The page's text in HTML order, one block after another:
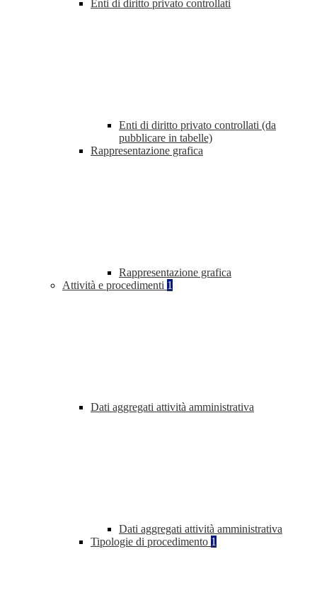
Enti di diritto privato controllati
Enti di diritto privato controllati (da
pubblicare in tabelle)
Rappresentazione grafica
Rappresentazione grafica
Attività e procedimenti 1
Dati aggregati attività amministrativa
Dati aggregati attività amministrativa
Tipologie di procedimento 1